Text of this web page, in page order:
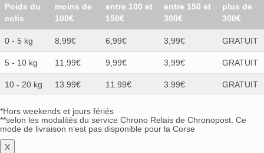
Poids du
colis
moins de
100€
entre 100 et
150€
entre 150 et
300€
plus de
300€
0 - 5 kg 8,99€ 6,99€ 3,99€ GRATUIT
5 - 10 kg 11,99€ 9,99€ 3,99€ GRATUIT
10 - 20 kg 13.99€ 11.99€ 3.99€ GRATUIT
*Hors weekends et jours fériés
**selon les modalités du service Chrono Relais de Chronopost. Ce
mode de livraison n’est pas disponible pour la Corse
X